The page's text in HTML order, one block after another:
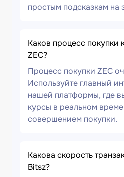
простым подсказкам на
Каков процесс покупки
ZEC?
Процесс покупки ZEC
Используйте главный
нашей платформы, где
курсы в реальном
совершением покупки.
Какова скорость
Bitsz?